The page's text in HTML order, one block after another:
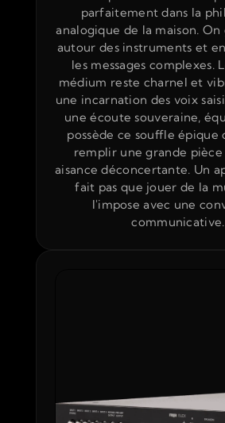
parfaitement dans la
analogique de la maison.
autour des instruments et
les messages complexes.
médium reste charnel et
une incarnation des voix
une écoute souveraine,
possède ce souffle épique
remplir une grande pièce
aisance déconcertante. Un
fait pas que jouer de la
l'impose avec une
communicative.